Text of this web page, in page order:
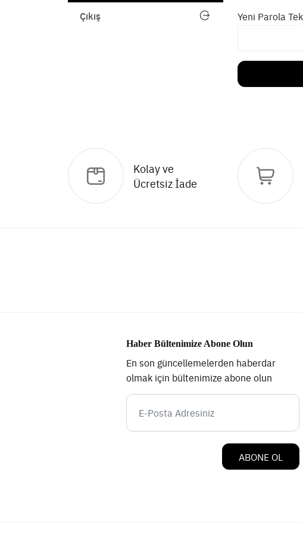
Çıkış
Yeni Parola
Kolay ve
Ücretsiz İade
Haber Bültenimize Abone Olun
En son güncellemelerden haberdar
olmak için bültenimize abone olun
ABONE OL